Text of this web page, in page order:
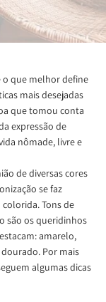
o que melhor define
mais desejadas
que tomou conta
expressão de
nômade, livre e
de diversas cores
se faz
Tons de
são os queridinhos
amarelo,
Por mais
algumas dicas